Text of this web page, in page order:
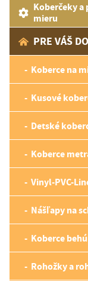
Koberčeky a
mieru
PRE VÁŠ
Koberce na
Kusové
Detské
Koberce
Vinyl-PVC-
Nášľapy na
Koberce
Rohožky a